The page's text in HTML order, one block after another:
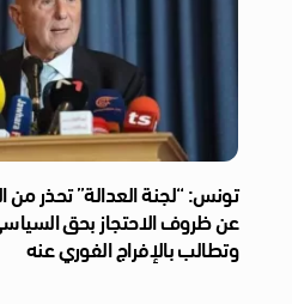
تونس: “لجنة العدالة” تحذر من
عن ظروف الاحتجاز بحق
وتطالب بالإفراج الفوري عنه